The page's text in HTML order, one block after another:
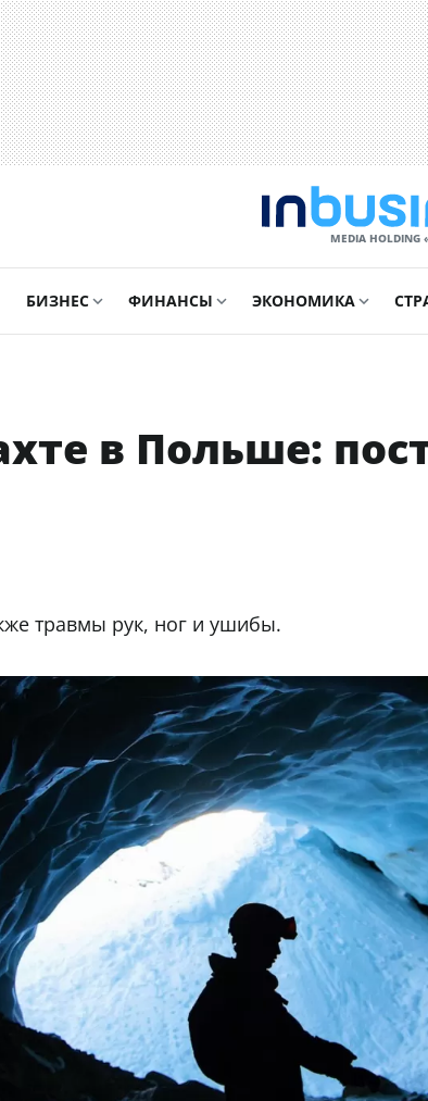
MEDIA HOLDING
БИЗНЕС ФИНАНСЫ ЭКОНОМИКА
в Польше:
травмы рук, ног и ушибы.